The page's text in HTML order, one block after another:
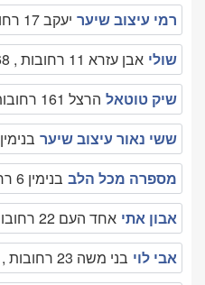
רמי עיצוב שיער יעקב 17 רחובות , 089465222
שולי אבן עזרא 11 רחובות , 089414568
שיק טוטאל הרצל 161 רחובות , 089475354
ששי נאור עיצוב שיער בנימין 4 רחובות , 089492043
מספרה מכל הלב בנימין 6 רחובות , 0523941735
אבון אתי אחד העם 22 רחובות , 089476515
אבי לוי בני משה 23 רחובות , 089452770